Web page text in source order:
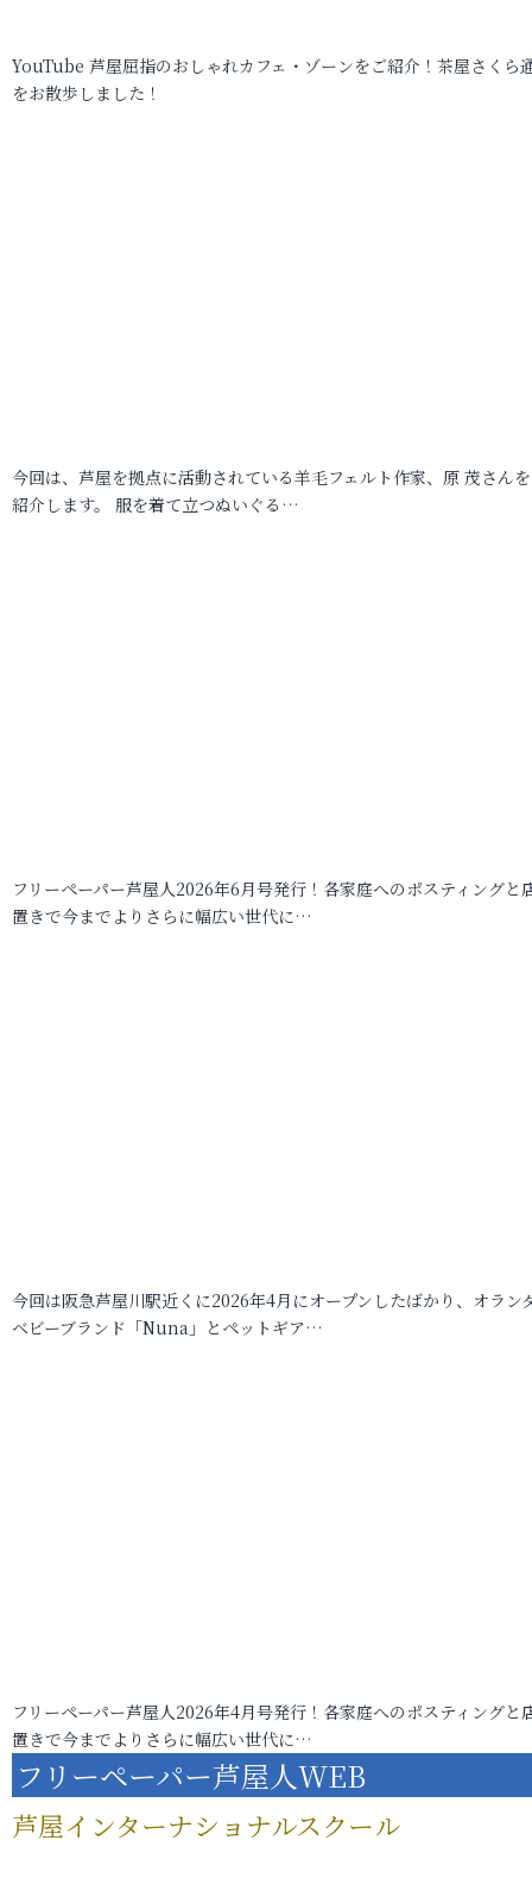
YouTube 芦屋屈指のおしゃれカフェ・ゾーンをご紹介！茶屋さくら
をお散歩しました！
今回は、芦屋を拠点に活動されている羊毛フェルト作家、原 茂さん
紹介します。 服を着て立つぬいぐる…
フリーペーパー芦屋人2026年6月号発行！各家庭へのポスティングと
置きで今までよりさらに幅広い世代に…
今回は阪急芦屋川駅近くに2026年4月にオープンしたばかり、オラン
ベビーブランド「Nuna」とペットギア…
フリーペーパー芦屋人2026年4月号発行！各家庭へのポスティングと
置きで今までよりさらに幅広い世代に…
フリーペーパー芦屋人WEB
芦屋インターナショナルスクール